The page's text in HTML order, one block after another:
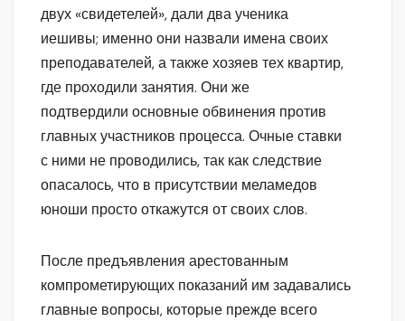
двух «свидетелей», дали два ученика
иешивы; именно они назвали имена своих
преподавателей, а также хозяев тех квартир,
где проходили занятия. Они же
подтвердили основные обвинения против
главных участников процесса. Очные ставки
с ними не проводились, так как следствие
опасалось, что в присутствии меламедов
юноши просто откажутся от своих слов.
После предъявления арестованным
компрометирующих показаний им задавались
главные вопросы, которые прежде всего